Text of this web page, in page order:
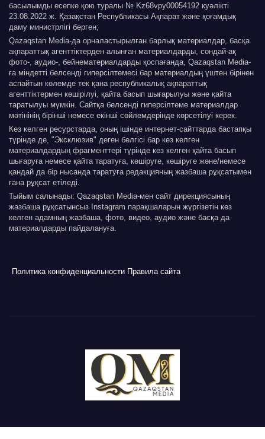
басылымды есепке қою туралы № Kz68vpy00054192 куәлікті
23.08.2022 ж. Қазақстан Республикасы Ақпарат және қоғамдық
даму министрлігі берген;
Qazaqstan Media-да орналастырылған барлық материалдар, басқа
ақпараттық агенттіктерден алынған материалдарды, сондай-ақ
фото-, аудио-, бейнематериалдарды қоспағанда, Qazaqstan Media-
ға міндетті белсенді гиперсілтемесі бар материалдың үштен бірінен
аспайтын көлемде тек қана республикалық ақпараттық
агенттіктермен көшірілуі, қайта басып шығарылуы және қайта
таратылуы мүмкін. Сайтқа белсенді гиперсілтеме материалдар
мәтінінің бірінші немесе екінші сөйлемдерінде көрсетілуі керек.
Кез келген ресурстарда, оның ішінде интернет-сайттарда бастапқы
түрінде де, "Эксклюзив" деген белгісі бар кез келген
материалдардың фрагменттері түрінде кез келген қайта басып
шығаруға немесе қайта таратуға, көшіруге, көшіруге және/немесе
қандай да бір нысанда таратуға редакцияның жазбаша рұқсатымен
ғана рұқсат етіледі.
Тыйым салынады: Qazaqstan Media-мен сайт дирекциясының
жазбаша рұқсатынсыз Instagram парақшаларын жүргізетін кез
келген адамның жазбаша, фото, видео, аудио және басқа да
материалдарды пайдалануға.
Политика конфиденциальности Правила сайта